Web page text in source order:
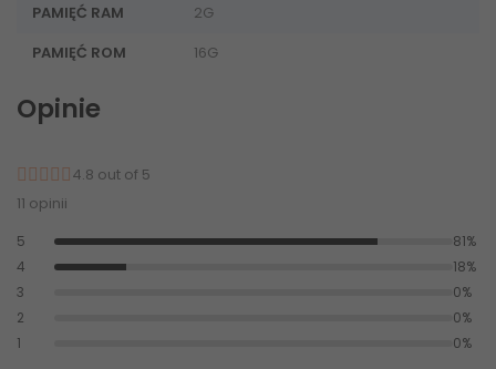
PAMIĘĆ RAM
2G
PAMIĘĆ ROM
16G
Opinie
4.8 out of 5
11 opinii
5
81%
4
18%
3
0%
2
0%
1
0%